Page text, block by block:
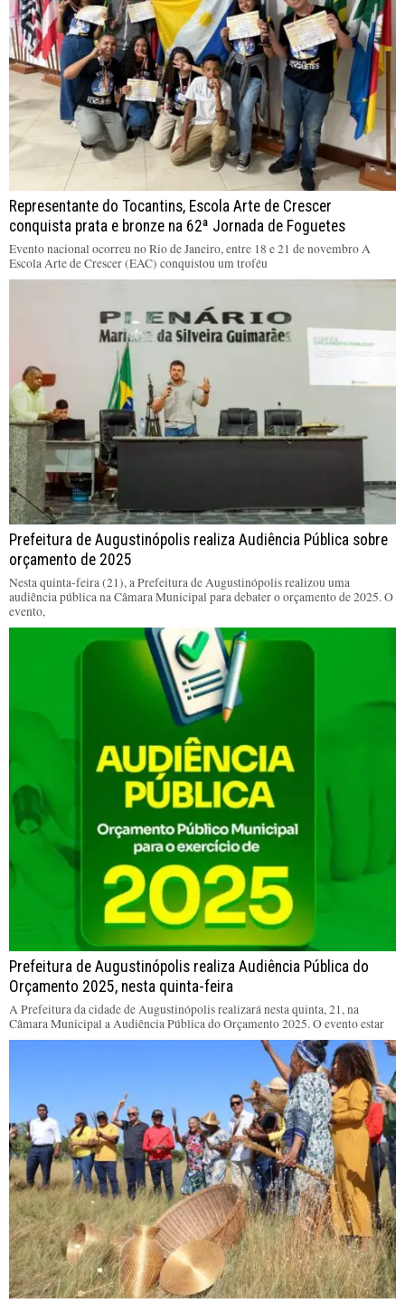
Representante do Tocantins, Escola Arte de Crescer
conquista prata e bronze na 62ª Jornada de Foguetes
Evento nacional ocorreu no Rio de Janeiro, entre 18 e 21 de novembro A
Escola Arte de Crescer (EAC) conquistou um troféu
Prefeitura de Augustinópolis realiza Audiência Pública sobre
orçamento de 2025
Nesta quinta-feira (21), a Prefeitura de Augustinópolis realizou uma
audiência pública na Câmara Municipal para debater o orçamento de 2025. O
evento,
Prefeitura de Augustinópolis realiza Audiência Pública do
Orçamento 2025, nesta quinta-feira
A Prefeitura da cidade de Augustinópolis realizará nesta quinta, 21, na
Câmara Municipal a Audiência Pública do Orçamento 2025. O evento estar